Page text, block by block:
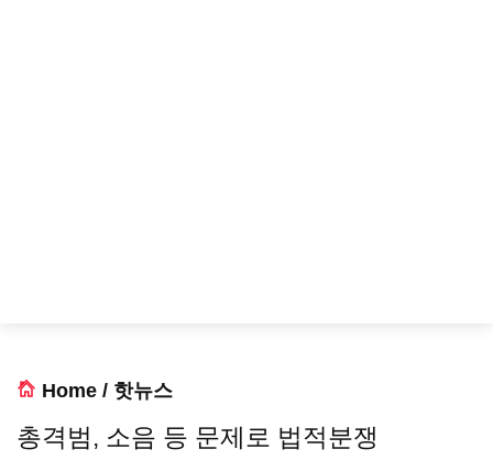
Home / 핫뉴스
총격범, 소음 등 문제로 법적분쟁